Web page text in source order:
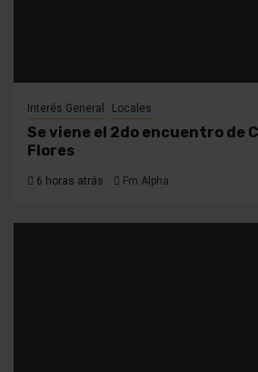
Interés General Locales
Se viene el 2do encuentro de
Flores
6 horas atrás Fm Alpha